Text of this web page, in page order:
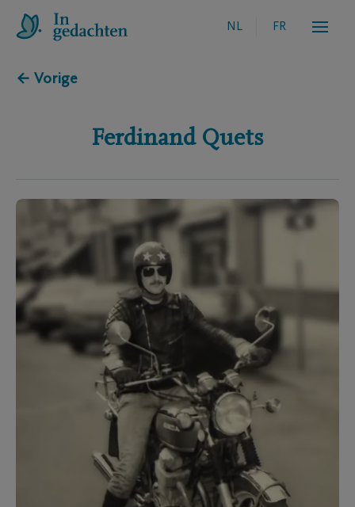
NL FR
← Vorige
Ferdinand Quets